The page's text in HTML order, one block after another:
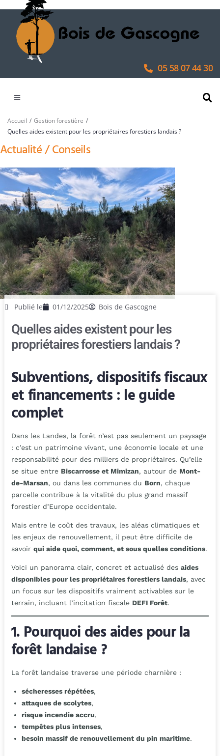
05 58 07 44 30
Accueil / Gestion forestière /
Quelles aides existent pour les propriétaires forestiers landais ?
Actualité / Conseils
Publié le 01/12/2025 Bois de Gascogne
Quelles aides existent pour les
propriétaires forestiers landais ?
Subventions, dispositifs fiscaux
et financements : le guide
complet
Dans les Landes, la forêt n’est pas seulement un paysage
: c’est un patrimoine vivant, une économie locale et une
responsabilité pour des milliers de propriétaires. Qu’elle
se situe entre Biscarrosse et Mimizan, autour de Mont-
de-Marsan, ou dans les communes du Born, chaque
parcelle contribue à la vitalité du plus grand massif
forestier d’Europe occidentale.
Mais entre le coût des travaux, les aléas climatiques et
les enjeux de renouvellement, il peut être difficile de
savoir qui aide quoi, comment, et sous quelles conditions.
Voici un panorama clair, concret et actualisé des aides
disponibles pour les propriétaires forestiers landais, avec
un focus sur les dispositifs vraiment activables sur le
terrain, incluant l’incitation fiscale DEFI Forêt.
1. Pourquoi des aides pour la
forêt landaise ?
La forêt landaise traverse une période charnière :
sécheresses répétées,
attaques de scolytes,
risque incendie accru,
tempêtes plus intenses,
besoin massif de renouvellement du pin maritime.